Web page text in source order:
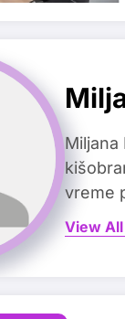
vreme
View